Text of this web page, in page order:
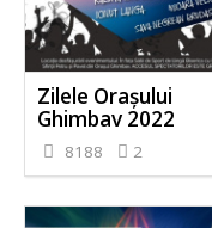
Zilele Orașului
Ghimbav 2022
8188 2